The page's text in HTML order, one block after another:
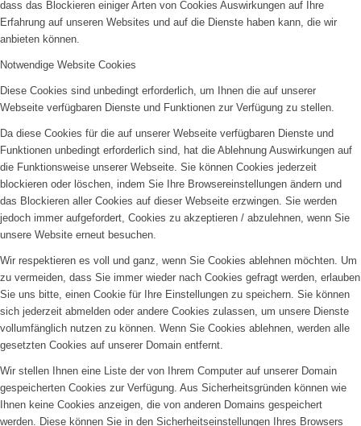
dass das Blockieren einiger Arten von Cookies Auswirkungen auf Ihre
Erfahrung auf unseren Websites und auf die Dienste haben kann, die wir
anbieten können.
Notwendige Website Cookies
Diese Cookies sind unbedingt erforderlich, um Ihnen die auf unserer
Webseite verfügbaren Dienste und Funktionen zur Verfügung zu stellen.
Da diese Cookies für die auf unserer Webseite verfügbaren Dienste und
Funktionen unbedingt erforderlich sind, hat die Ablehnung Auswirkungen auf
die Funktionsweise unserer Webseite. Sie können Cookies jederzeit
blockieren oder löschen, indem Sie Ihre Browsereinstellungen ändern und
das Blockieren aller Cookies auf dieser Webseite erzwingen. Sie werden
jedoch immer aufgefordert, Cookies zu akzeptieren / abzulehnen, wenn Sie
unsere Website erneut besuchen.
Wir respektieren es voll und ganz, wenn Sie Cookies ablehnen möchten. Um
zu vermeiden, dass Sie immer wieder nach Cookies gefragt werden, erlauben
Sie uns bitte, einen Cookie für Ihre Einstellungen zu speichern. Sie können
sich jederzeit abmelden oder andere Cookies zulassen, um unsere Dienste
vollumfänglich nutzen zu können. Wenn Sie Cookies ablehnen, werden alle
gesetzten Cookies auf unserer Domain entfernt.
Wir stellen Ihnen eine Liste der von Ihrem Computer auf unserer Domain
gespeicherten Cookies zur Verfügung. Aus Sicherheitsgründen können wie
Ihnen keine Cookies anzeigen, die von anderen Domains gespeichert
werden. Diese können Sie in den Sicherheitseinstellungen Ihres Browsers